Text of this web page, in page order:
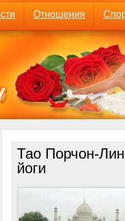
Отношения
Тао Порчон-
йоги